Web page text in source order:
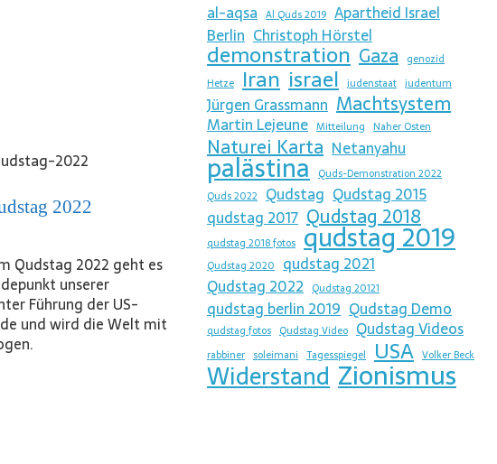
2022
Qudstag 2022 geht es
unserer
Führung der US-
und wird die Welt mit
al-aqsa Al Quds 2019 Apartheid Israel
Berlin Christoph Hörstel
demonstration Gaza genozid
Hetze Iran israel judenstaat judentum
Jürgen Grassmann Machtsystem
Martin Lejeune Mitteilung Naher Osten
Naturei Karta Netanyahu
palästina Quds-Demonstration 2022
Quds 2022
Qudstag Qudstag 2015
qudstag 2017 Qudstag 2018
qudstag 2018 fotos qudstag 2019
Qudstag 2020
qudstag 2021
Qudstag 2022
Qudstag 20121
qudstag berlin 2019 Qudstag Demo
qudstag fotos Qudstag Video Qudstag Videos
rabbiner soleimani Tagesspiegel USA Volker Beck
Widerstand Zionismus